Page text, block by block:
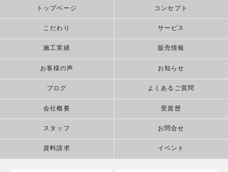
トップページ コンセプト
こだわり サービス
施工実績 販売情報
お客様の声 お知らせ
ブログ よくあるご質問
会社概要 受賞歴
スタッフ お問合せ
資料請求 イベント